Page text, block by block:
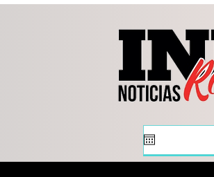
compromiso
familias